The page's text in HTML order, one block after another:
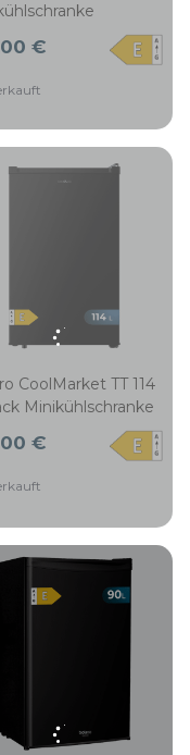
€
CoolMarket TT 114
Minikühlschranke
€